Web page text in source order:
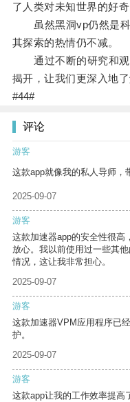
了人类对未知世界的好奇
虽然黑洞vp仍然是科
其探索的热情仍不减。
通过不断的研究和观
揭开，让我们更深入地了
#44#
评论
游客
这款app就像我的私人导师，
2025-09-07
游客
这款加速器app的安全性很高
放心。我以前使用过一些其
情况，这让我非常担心。
2025-09-07
游客
这款加速器VPM应用程序已
护。
2025-09-07
游客
这款app让我的工作效率提高